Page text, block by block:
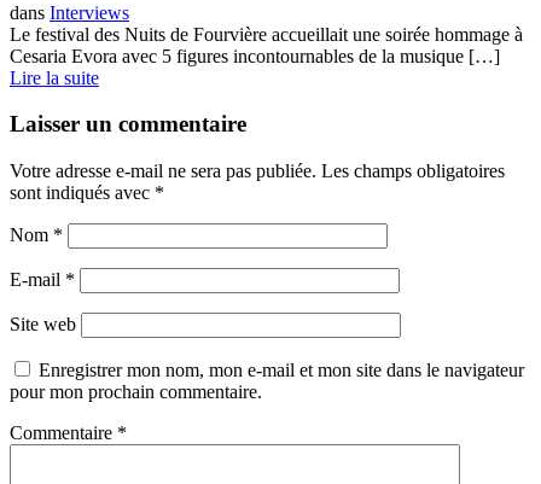
dans Interviews
Le festival des Nuits de Fourvière accueillait une soirée hommage à
Cesaria Evora avec 5 figures incontournables de la musique […]
Lire la suite
Laisser un commentaire
Votre adresse e-mail ne sera pas publiée. Les champs obligatoires
sont indiqués avec *
Nom *
E-mail *
Site web
Enregistrer mon nom, mon e-mail et mon site dans le navigateur
pour mon prochain commentaire.
Commentaire *